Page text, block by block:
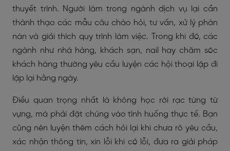
thuyết trình. Người làm trong ngành dịch vụ lại cần
thành thạo các mẫu câu chào hỏi, tư vấn, xử lý phàn
nàn và giải thích quy trình làm việc. Trong khi đó, các
ngành như nhà hàng, khách sạn, nail hay chăm sóc
khách hàng thường yêu cầu luyện các hội thoại lặp đi
lặp lại hằng ngày.
Điều quan trọng nhất là không học rời rạc từng từ
vựng, mà phải đặt chúng vào tình huống thực tế. Bạn
cũng nên luyện thêm cách hỏi lại khi chưa rõ yêu cầu,
xác nhận thông tin, xin lỗi khi có lỗi, đưa ra giải pháp